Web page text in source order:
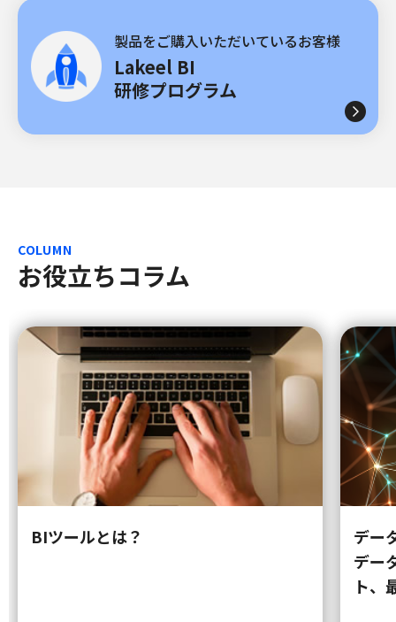
製品をご購入いただいているお客様
Lakeel BI
研修プログラム
COLUMN
お役立ちコラム
BIツールとは？
デー
デー
ト、